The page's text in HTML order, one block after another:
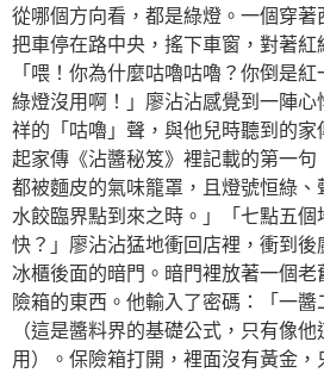
從哪個方向看，都是綠燈。一個穿
把車停在路中央，搖下車窗，對著紅
「喂！你為什麼咕嚕咕嚕？你倒是
綠燈沒用啊！」廖沾沾感覺到一陣
祥的「咕嚕」聲，與他兒時聽到的
起家傳《沾醬秘笈》裡記載的第一
都被麵皮的氣味籠罩，且燈號恒綠
水餃臨界點到來之時。」「七點五
快？」廖沾沾猛地衝回店裡，衝到
冰櫃後面的暗門。暗門裡放著一個
險箱的東西。他輸入了密碼：「一醬
（這是醬料界的基礎公式，只有像
用）。保險箱打開，裡面沒有黃金